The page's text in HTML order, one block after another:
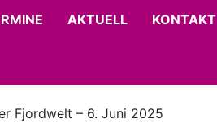
AKTUELL KONTAKT
Fjordwelt – 6. Juni 2025